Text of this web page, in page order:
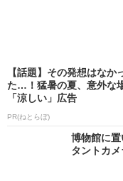
【話題】その発想はなか
た…！猛暑の夏、意外な
「涼しい」広告
PR(ねとらぼ)
博物館に
タントカ